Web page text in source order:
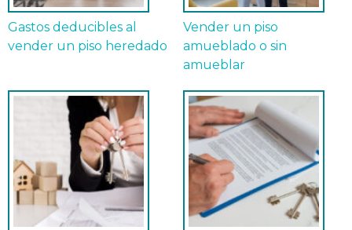
Gastos deducibles al
vender un piso heredado
Vender un piso
amueblado o sin
amueblar